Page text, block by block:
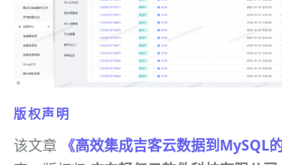
版权声明
该文章 《高效集成吉客云数据到MySQL